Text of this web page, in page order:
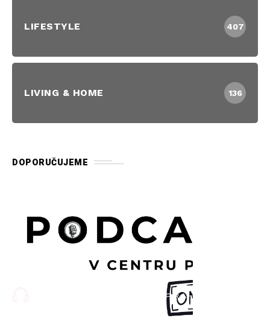
LIFESTYLE 407
LIVING & HOME 136
DOPORUČUJEME